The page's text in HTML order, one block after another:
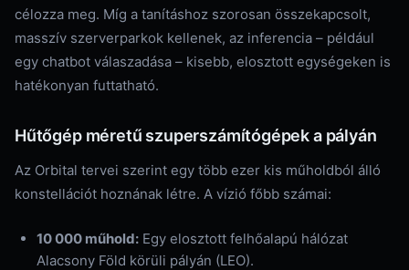
célozza meg. Míg a tanításhoz szorosan összekapcsolt,
masszív szerverparkok kellenek, az inferencia – például
egy chatbot válaszadása – kisebb, elosztott egységeken is
hatékonyan futtatható.
Hűtőgép méretű szuperszámítógépek a pályán
Az Orbital tervei szerint egy több ezer kis műholdból álló
konstellációt hoznának létre. A vízió főbb számai:
10 000 műhold: Egy elosztott felhőalapú hálózat
Alacsony Föld körüli pályán (LEO).